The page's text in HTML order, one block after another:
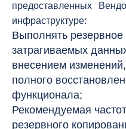
предоставленных
инфраструктуре:
Выполнять резервное
затрагиваемых
внесением
полного
функционала;
Рекомендуемая
резервного